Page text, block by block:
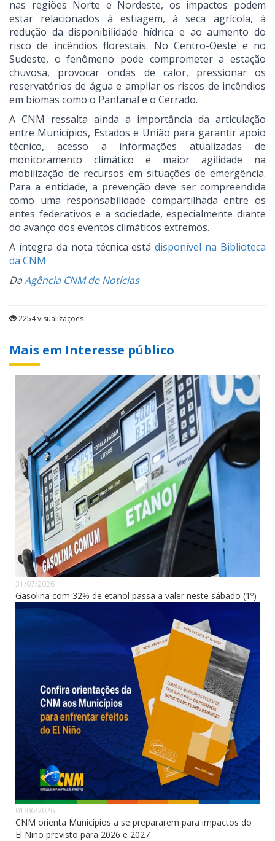
nas regiões Norte e Nordeste, os impactos podem
estar relacionados à estiagem, à seca agrícola, à
redução da disponibilidade hídrica e ao aumento do
risco de incêndios florestais. No Centro-Oeste e no
Sudeste, o fenômeno pode comprometer a estação
chuvosa, provocar ondas de calor, pressionar os
reservatórios de água e ampliar os riscos de incêndios
em biomas como o Pantanal e o Cerrado.
A CNM ressalta ainda a importância da articulação
entre Municípios, Estados e União para garantir apoio
técnico, acesso a informações atualizadas de
monitoramento climático e maior agilidade na
mobilização de recursos em situações de emergência.
Para a entidade, a prevenção deve ser compreendida
como uma responsabilidade compartilhada entre os
entes federativos e a sociedade, especialmente diante
do avanço dos eventos climáticos extremos.
A íntegra da nota técnica estádisponível na Biblioteca
da CNM
DaAgência CNM de Notícias
2254 visualizações
Mais em Interesse público
31/07/2026
Gasolina com 32% de etanol passa a valer neste sábado (1º)
01/06/2026
CNM orienta Municípios a se prepararem para impactos do
El Niño previsto para 2026 e 2027